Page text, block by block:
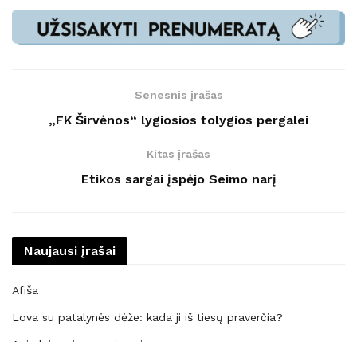
Senesnis įrašas
„FK Širvėnos“ lygiosios tolygios pergalei
Kitas įrašas
Etikos sargai įspėjo Seimo narį
Naujausi įrašai
Afiša
Lova su patalynės dėže: kada ji iš tiesų praverčia?